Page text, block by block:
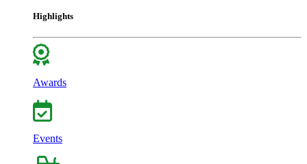
Highlights
Awards
Events